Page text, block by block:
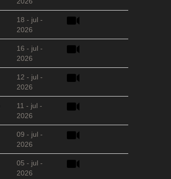
18 - jul -
2026
16 - jul -
2026
12 - jul -
2026
11 - jul -
2026
09 - jul -
2026
05 - jul -
2026